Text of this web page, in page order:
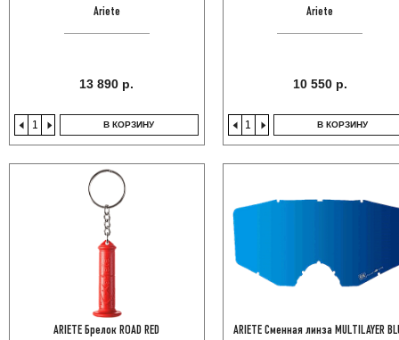
Ariete
13 890 р.
В КОРЗИНУ
Ariete
10 550 р.
В КОРЗИНУ
ARIETE Брелок ROAD RED
ARIETE Сменная линза MULTILAYER